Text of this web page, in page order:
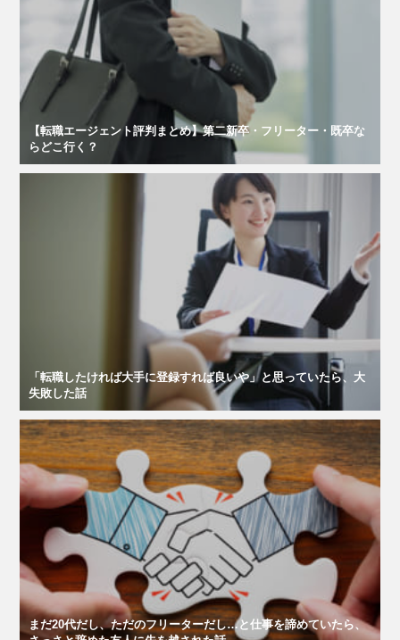
【転職エージェント評判まとめ】第二新卒・フリーター・既卒な
らどこ行く？
「転職したければ大手に登録すれば良いや」と思っていたら、大
失敗した話
まだ20代だし、ただのフリーターだし…と仕事を諦めていたら、